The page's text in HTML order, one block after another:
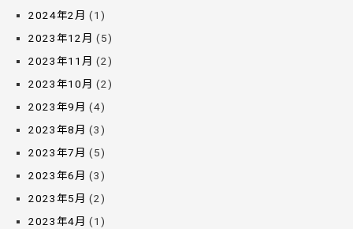
2024年2月 (1)
2023年12月 (5)
2023年11月 (2)
2023年10月 (2)
2023年9月 (4)
2023年8月 (3)
2023年7月 (5)
2023年6月 (3)
2023年5月 (2)
2023年4月 (1)